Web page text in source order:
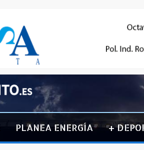
PLANEA ENERGÍA +